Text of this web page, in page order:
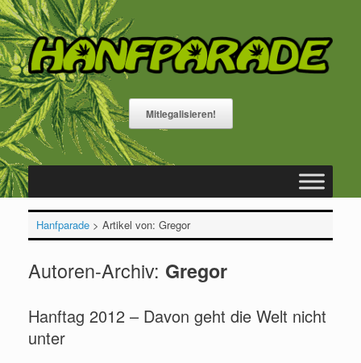
Zum
Inhalt
springen
Mitlegalisieren!
Hanfparade> Artikel von: Gregor
Autoren-Archiv: Gregor
Hanftag 2012 – Davon geht die Welt nicht
unter